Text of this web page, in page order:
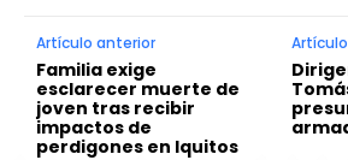
Artículo anterior
Familia exige
esclarecer muerte de
joven tras recibir
impactos de
perdigones en Iquitos